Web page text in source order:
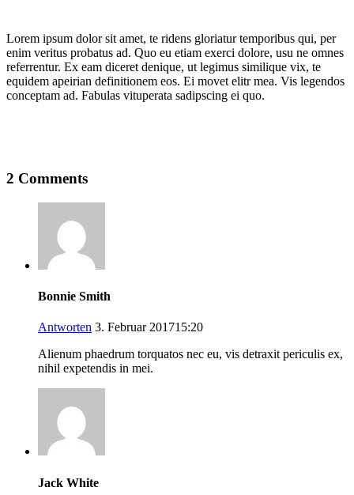
Lorem ipsum dolor sit amet, te ridens gloriatur temporibus qui, per
enim veritus probatus ad. Quo eu etiam exerci dolore, usu ne omnes
referrentur. Ex eam diceret denique, ut legimus similique vix, te
equidem apeirian definitionem eos. Ei movet elitr mea. Vis legendos
conceptam ad. Fabulas vituperata sadipscing ei quo.
2 Comments
Bonnie Smith
Antworten 3. Februar 201715:20
Alienum phaedrum torquatos nec eu, vis detraxit periculis ex,
nihil expetendis in mei.
Jack White